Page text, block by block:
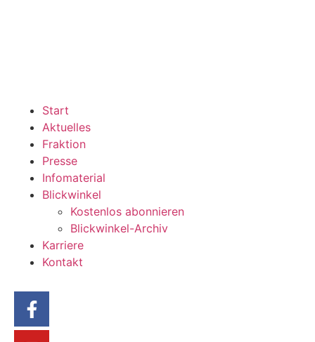
Start
Aktuelles
Fraktion
Presse
Infomaterial
Blickwinkel
Kostenlos abonnieren
Blickwinkel-Archiv
Karriere
Kontakt